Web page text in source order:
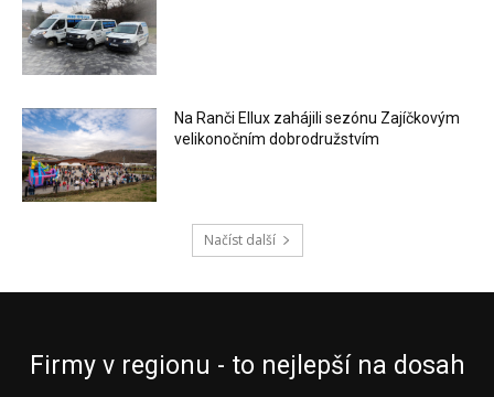
Na Ranči Ellux zahájili sezónu Zajíčkovým
velikonočním dobrodružstvím
Načíst další
Firmy v regionu - to nejlepší na dosah